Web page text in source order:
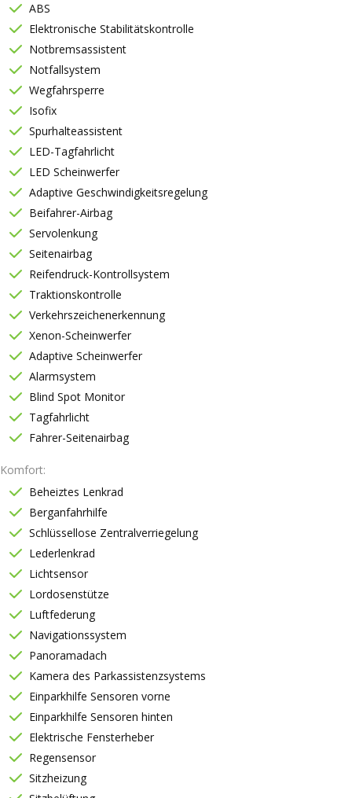
ABS
Elektronische Stabilitätskontrolle
Notbremsassistent
Notfallsystem
Wegfahrsperre
Isofix
Spurhalteassistent
LED-Tagfahrlicht
LED Scheinwerfer
Adaptive Geschwindigkeitsregelung
Beifahrer-Airbag
Servolenkung
Seitenairbag
Reifendruck-Kontrollsystem
Traktionskontrolle
Verkehrszeichenerkennung
Xenon-Scheinwerfer
Adaptive Scheinwerfer
Alarmsystem
Blind Spot Monitor
Tagfahrlicht
Fahrer-Seitenairbag
Komfort
Beheiztes Lenkrad
Berganfahrhilfe
Schlüssellose Zentralverriegelung
Lederlenkrad
Lichtsensor
Lordosenstütze
Luftfederung
Navigationssystem
Panoramadach
Kamera des Parkassistenzsystems
Einparkhilfe Sensoren vorne
Einparkhilfe Sensoren hinten
Elektrische Fensterheber
Regensensor
Sitzheizung